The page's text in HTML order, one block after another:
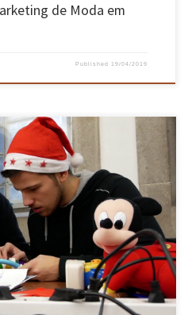
de Moda em
Published 19/04/2019
Social contou com o apoio do Núcleo de
de Brinquedos “Oferece e faz uma
região minhota, bateu o recorde de
[…]